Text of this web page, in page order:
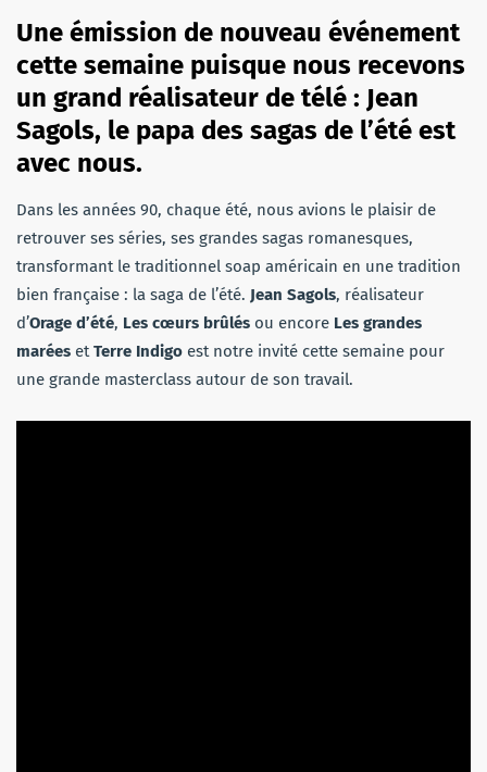
Une émission de nouveau événement
cette semaine puisque nous recevons
un grand réalisateur de télé : Jean
Sagols, le papa des sagas de l’été est
avec nous.
Dans les années 90, chaque été, nous avions le plaisir de
retrouver ses séries, ses grandes sagas romanesques,
transformant le traditionnel soap américain en une tradition
bien française : la saga de l’été. Jean Sagols, réalisateur
d’Orage d’été, Les cœurs brûlés ou encore Les grandes
marées etTerre Indigo est notre invité cette semaine pour
une grande masterclass autour de son travail.